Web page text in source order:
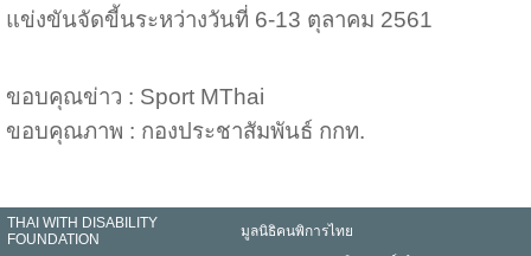
แข่งขันจัดขี้นระหว่างวันที่ 6-13 ตุลาคม 2561
ขอบคุณข่าว : Sport MThai
ขอบคุณภาพ : กองประชาสัมพันธ์ กกท.
THAI WITH DISABILITY
FOUNDATION
มูลนิธิคนพิการไทย